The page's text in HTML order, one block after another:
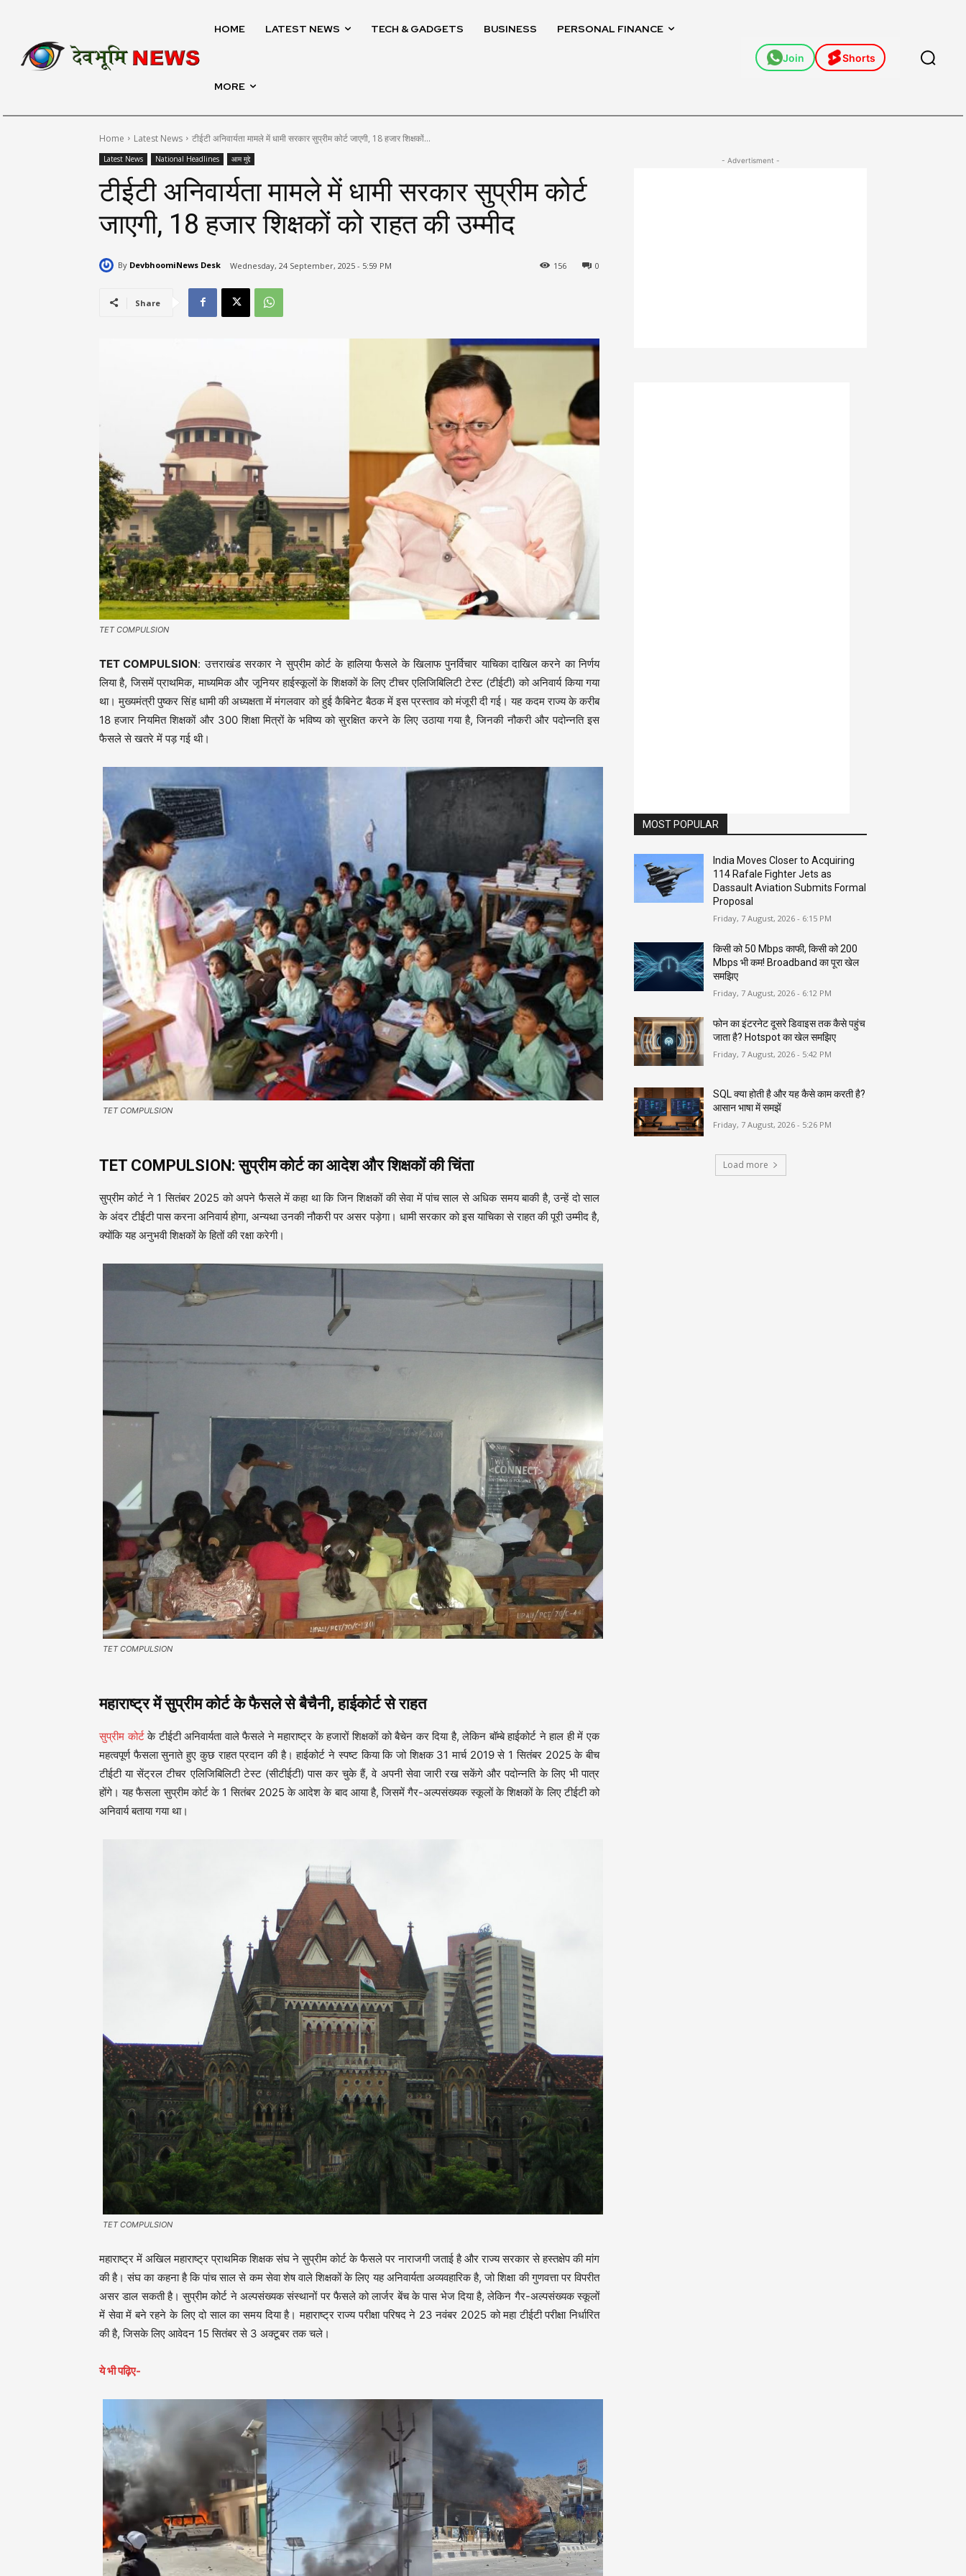
HOME LATEST NEWS TECH & GADGETS BUSINESS PERSONAL FINANCE
MORE
Join Shorts
Home Latest News टीईटी अनिवार्यता मामले में धामी सरकार सुप्रीम कोर्ट जाएगी, 18 हजार शिक्षकों...
Latest News National Headlines आम मुद्दे
टीईटी अनिवार्यता मामले में धामी सरकार सुप्रीम कोर्ट
जाएगी, 18 हजार शिक्षकों को राहत की उम्मीद
By DevbhoomiNews Desk Wednesday, 24 September, 2025 - 5:59 PM 0
156
Share
TET COMPULSION
TET COMPULSION: उत्तराखंड सरकार ने सुप्रीम कोर्ट के हालिया फैसले के खिलाफ पुनर्विचार याचिका दाखिल करने का निर्णय
लिया है, जिसमें प्राथमिक, माध्यमिक और जूनियर हाईस्कूलों के शिक्षकों के लिए टीचर एलिजिबिलिटी टेस्ट (टीईटी) को अनिवार्य किया गया
था। मुख्यमंत्री पुष्कर सिंह धामी की अध्यक्षता में मंगलवार को हुई कैबिनेट बैठक में इस प्रस्ताव को मंजूरी दी गई। यह कदम राज्य के करीब
18 हजार नियमित शिक्षकों और 300 शिक्षा मित्रों के भविष्य को सुरक्षित करने के लिए उठाया गया है, जिनकी नौकरी और पदोन्नति इस
फैसले से खतरे में पड़ गई थी।
TET COMPULSION
TET COMPULSION: सुप्रीम कोर्ट का आदेश और शिक्षकों की चिंता
सुप्रीम कोर्ट ने 1 सितंबर 2025 को अपने फैसले में कहा था कि जिन शिक्षकों की सेवा में पांच साल से अधिक समय बाकी है, उन्हें दो साल
के अंदर टीईटी पास करना अनिवार्य होगा, अन्यथा उनकी नौकरी पर असर पड़ेगा। धामी सरकार को इस याचिका से राहत की पूरी उम्मीद है,
क्योंकि यह अनुभवी शिक्षकों के हितों की रक्षा करेगी।
TET COMPULSION
महाराष्ट्र में सुप्रीम कोर्ट के फैसले से बैचैनी, हाईकोर्ट से राहत
सुप्रीम कोर्टके टीईटी अनिवार्यता वाले फैसले ने महाराष्ट्र के हजारों शिक्षकों को बैचेन कर दिया है, लेकिन बॉम्बे हाईकोर्ट ने हाल ही में एक
महत्वपूर्ण फैसला सुनाते हुए कुछ राहत प्रदान की है। हाईकोर्ट ने स्पष्ट किया कि जो शिक्षक 31 मार्च 2019 से 1 सितंबर 2025 के बीच
टीईटी या सेंट्रल टीचर एलिजिबिलिटी टेस्ट (सीटीईटी) पास कर चुके हैं, वे अपनी सेवा जारी रख सकेंगे और पदोन्नति के लिए भी पात्र
होंगे। यह फैसला सुप्रीम कोर्ट के 1 सितंबर 2025 के आदेश के बाद आया है, जिसमें गैर-अल्पसंख्यक स्कूलों के शिक्षकों के लिए टीईटी को
अनिवार्य बताया गया था।
TET COMPULSION
महाराष्ट्र में अखिल महाराष्ट्र प्राथमिक शिक्षक संघ ने सुप्रीम कोर्ट के फैसले पर नाराजगी जताई है और राज्य सरकार से हस्तक्षेप की मांग
की है। संघ का कहना है कि पांच साल से कम सेवा शेष वाले शिक्षकों के लिए यह अनिवार्यता अव्यवहारिक है, जो शिक्षा की गुणवत्ता पर विपरीत
असर डाल सकती है। सुप्रीम कोर्ट ने अल्पसंख्यक संस्थानों पर फैसले को लार्जर बेंच के पास भेज दिया है, लेकिन गैर-अल्पसंख्यक स्कूलों
में सेवा में बने रहने के लिए दो साल का समय दिया है। महाराष्ट्र राज्य परीक्षा परिषद ने 23 नवंबर 2025 को महा टीईटी परीक्षा निर्धारित
की है, जिसके लिए आवेदन 15 सितंबर से 3 अक्टूबर तक चले।
ये भी पढ़िए-
- Advertisment -
MOST POPULAR
India Moves Closer to Acquiring
114 Rafale Fighter Jets as
Dassault Aviation Submits Formal
Proposal
Friday, 7 August, 2026 - 6:15 PM
किसी को 50 Mbps काफी, किसी को 200
Mbps भी कम! Broadband का पूरा खेल
समझिए
Friday, 7 August, 2026 - 6:12 PM
फोन का इंटरनेट दूसरे डिवाइस तक कैसे पहुंच
जाता है? Hotspot का खेल समझिए
Friday, 7 August, 2026 - 5:42 PM
SQL क्या होती है और यह कैसे काम करती है?
आसान भाषा में समझें
Friday, 7 August, 2026 - 5:26 PM
Load more